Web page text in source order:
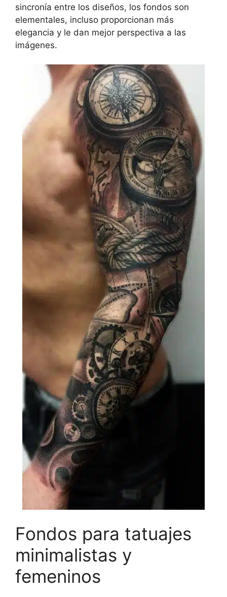
sincronía entre los diseños, los fondos son
elementales, incluso proporcionan más
elegancia y le dan mejor perspectiva a las
imágenes.
Fondos para tatuajes
minimalistas y
femeninos